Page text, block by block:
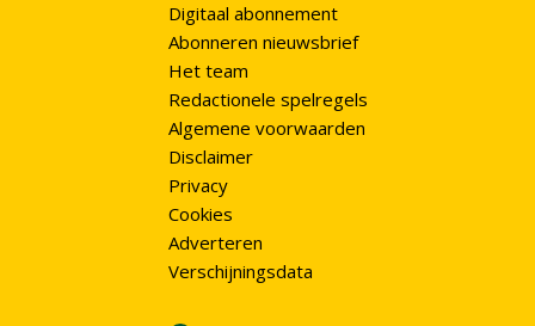
Digitaal abonnement
Abonneren nieuwsbrief
Het team
Redactionele spelregels
Algemene voorwaarden
Disclaimer
Privacy
Cookies
Adverteren
Verschijningsdata